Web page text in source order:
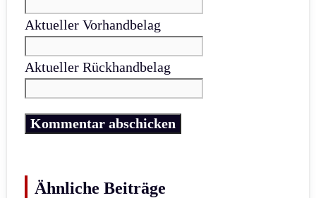
Aktueller Vorhandbelag
Aktueller Rückhandbelag
Ähnliche Beiträge